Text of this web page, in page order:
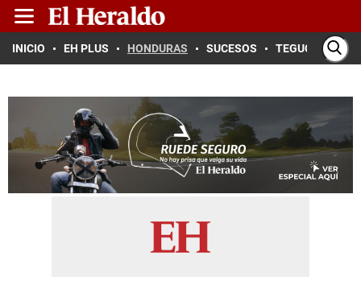
INICIO EH PLUS HONDURAS SUCESOS TEGUCIGALPA